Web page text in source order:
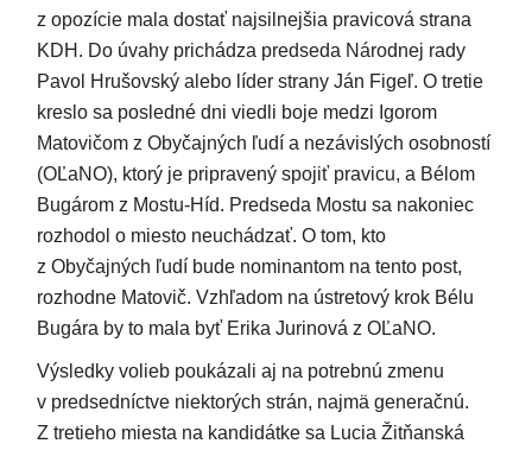
z opozície mala dostať najsilnejšia pravicová strana
KDH. Do úvahy prichádza predseda Národnej rady
Pavol Hrušovský alebo líder strany Ján Figeľ. O tretie
kreslo sa posledné dni viedli boje medzi Igorom
Matovičom z Obyčajných ľudí a nezávislých osobností
(OĽaNO), ktorý je pripravený spojiť pravicu, a Bélom
Bugárom z Mostu-Híd. Predseda Mostu sa nakoniec
rozhodol o miesto neuchádzať. O tom, kto
z Obyčajných ľudí bude nominantom na tento post,
rozhodne Matovič. Vzhľadom na ústretový krok Bélu
Bugára by to mala byť Erika Jurinová z OĽaNO.
Výsledky volieb poukázali aj na potrebnú zmenu
v predsedníctve niektorých strán, najmä generačnú.
Z tretieho miesta na kandidátke sa Lucia Žitňanská